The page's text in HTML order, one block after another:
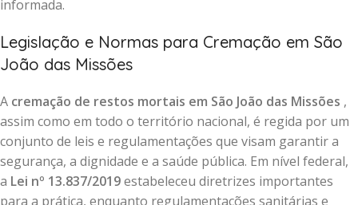
informada.
Legislação e Normas para Cremação em São
João das Missões
A cremação de restos mortais em São João das Missões ,
assim como em todo o território nacional, é regida por um
conjunto de leis e regulamentações que visam garantir a
segurança, a dignidade e a saúde pública. Em nível federal,
a Lei nº 13.837/2019estabeleceu diretrizes importantes
para a prática, enquanto regulamentações sanitárias e